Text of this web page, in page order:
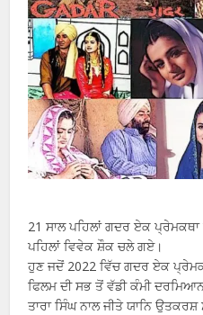
21 ਸਾਲ ਪਹਿਲਾਂ ਗਦਰ ਏਕ ਪ੍ਰੇਮਕਥਾ
ਪਹਿਲਾਂ ਵਿਵੇਕ ਸ਼ੌਕ ਚਲੇ ਗਏ।
ਹੁਣ ਜਦੋਂ 2022 ਵਿੱਚ ਗਦਰ ਏਕ
ਫਿਲਮ ਦੀ ਸਭ ਤੋਂ ਵੱਡੀ ਕੰਮੀ
ਤਾਰਾ ਸਿੰਘ ਨਾਲ ਜੀਤੇ ਯਾਨਿ